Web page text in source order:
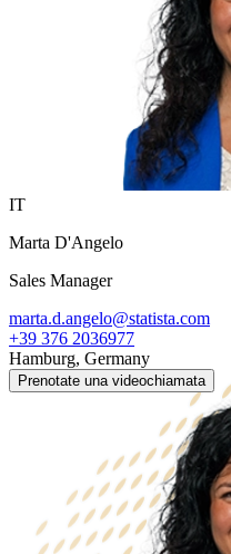
IT
Marta D'Angelo
Sales Manager
marta.d.angelo@statista.com
+39 376 2036977
Hamburg, Germany
Prenotate una videochiamata